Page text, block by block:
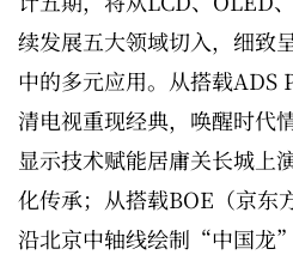
续发展五大领域切入，细致
中的多元应用。从搭载ADS
清电视重现经典，唤醒时代
显示技术赋能居庸关长城上
化传承；从搭载BOE（京东
沿北京中轴线绘制“中国龙